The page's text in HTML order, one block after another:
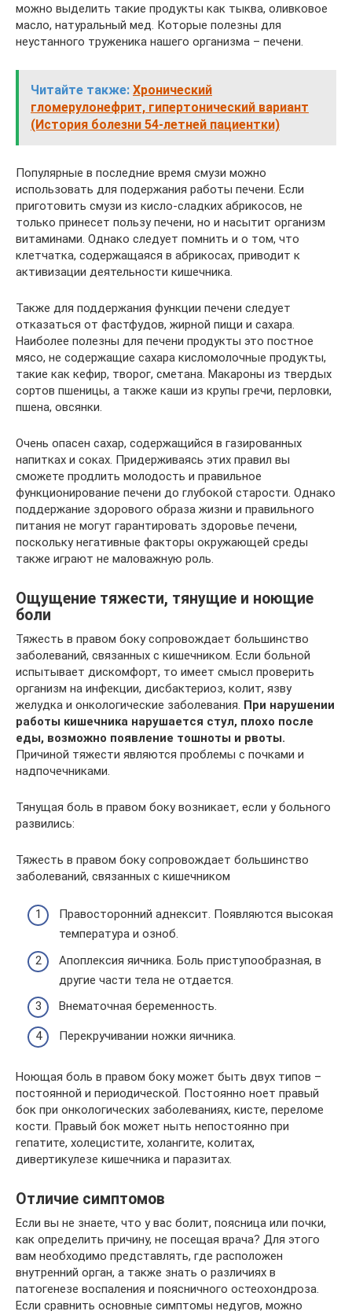
можно выделить такие продукты как тыква, оливковое
масло, натуральный мед. Которые полезны для
неустанного труженика нашего организма – печени.
Читайте также: Хронический
гломерулонефрит, гипертонический вариант
(История болезни 54-летней пациентки)
Популярные в последние время смузи можно
использовать для подержания работы печени. Если
приготовить смузи из кисло-сладких абрикосов, не
только принесет пользу печени, но и насытит организм
витаминами. Однако следует помнить и о том, что
клетчатка, содержащаяся в абрикосах, приводит к
активизации деятельности кишечника.
Также для поддержания функции печени следует
отказаться от фастфудов, жирной пищи и сахара.
Наиболее полезны для печени продукты это постное
мясо, не содержащие сахара кисломолочные продукты,
такие как кефир, творог, сметана. Макароны из твердых
сортов пшеницы, а также каши из крупы гречи, перловки,
пшена, овсянки.
Очень опасен сахар, содержащийся в газированных
напитках и соках. Придерживаясь этих правил вы
сможете продлить молодость и правильное
функционирование печени до глубокой старости. Однако
поддержание здорового образа жизни и правильного
питания не могут гарантировать здоровье печени,
поскольку негативные факторы окружающей среды
также играют не маловажную роль.
Ощущение тяжести, тянущие и ноющие
боли
Тяжесть в правом боку сопровождает большинство
заболеваний, связанных с кишечником. Если больной
испытывает дискомфорт, то имеет смысл проверить
организм на инфекции, дисбактериоз, колит, язву
желудка и онкологические заболевания. При нарушении
работы кишечника нарушается стул, плохо после
еды, возможно появление тошноты и рвоты.
Причиной тяжести являются проблемы с почками и
надпочечниками.
Тянущая боль в правом боку возникает, если у больного
развились:
Тяжесть в правом боку сопровождает большинство
заболеваний, связанных с кишечником
Правосторонний аднексит. Появляются высокая
температура и озноб.
Апоплексия яичника. Боль приступообразная, в
другие части тела не отдается.
Внематочная беременность.
Перекручивании ножки яичника.
Ноющая боль в правом боку может быть двух типов –
постоянной и периодической. Постоянно ноет правый
бок при онкологических заболеваниях, кисте, переломе
кости. Правый бок может ныть непостоянно при
гепатите, холецистите, холангите, колитах,
дивертикулезе кишечника и паразитах.
Отличие симптомов
Если вы не знаете, что у вас болит, поясница или почки,
как определить причину, не посещая врача? Для этого
вам необходимо представлять, где расположен
внутренний орган, а также знать о различиях в
патогенезе воспаления и поясничного остеохондроза.
Если сравнить основные симптомы недугов, можно